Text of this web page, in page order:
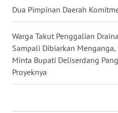
Dua Pimpinan Daerah
Warga Takut Penggalian
Sampali Dibiarkan
Minta Bupati Deliserdang
Proyeknya
WN
TAPANULI
SELATAN
WN
TANJUNG